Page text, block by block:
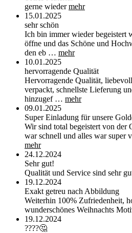
gerne wiedermehr
15.01.2025
sehr schön
Ich bin immer wieder begeistert
öffne und das Schöne und
den eb … mehr
10.01.2025
hervorragende Qualität
Hervorragende Qualität,
verpackt, schnellste Lieferung
hinzugef … mehr
09.01.2025
Super Einladung für unsere
Wir sind total begeistert von der
war schnell und alles war super
mehr
24.12.2024
Sehr gut!
Qualität und Service sind sehr
19.12.2024
Exakt getreu nach Abbildung
Weiterhin 100% Zufriedenheit,
wunderschönes Weihnachts
19.12.2024
????🤔